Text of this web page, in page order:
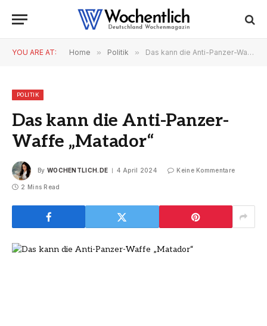
YOU ARE AT: Home » Politik » Das kann die Anti-Panzer-Waffe „Matador“
POLITIK
Das kann die Anti-Panzer-
Waffe „Matador“
By WOCHENTLICH.DE 4 April 2024 Keine Kommentare
2 Mins Read